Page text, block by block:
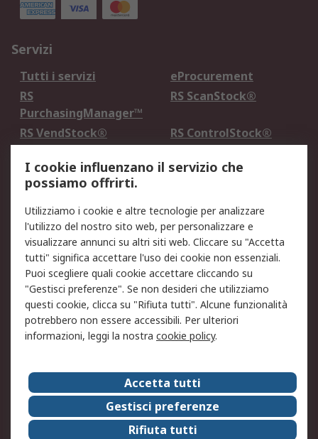
Servizi
Tutti i servizi
eProcurement
RS
PurchasingManager™
RS ScanStock®
RS VendStock®
RS ControlStock®
Legale
Informativa Cookie
Informativa Privacy -
Aggiornata
Email Security
Termini d'uso
Condizioni di vendita
Condizioni generali di
servizio
Etica e responsabilità
Chi Siamo
Chi Siamo
Contattaci
Supporto
ESG
Carriere
RS Group
Press Centre
Discovery: il Blog di RS
I cookie influenzano il servizio che
possiamo offrirti.
Utilizziamo i cookie e altre tecnologie per analizzare
l'utilizzo del nostro sito web, per personalizzare e
visualizzare annunci su altri siti web. Cliccare su "Accetta
tutti" significa accettare l'uso dei cookie non essenziali.
Puoi scegliere quali cookie accettare cliccando su
"Gestisci preferenze". Se non desideri che utilizziamo
questi cookie, clicca su "Rifiuta tutti". Alcune funzionalità
potrebbero non essere accessibili. Per ulteriori
informazioni, leggi la nostra cookie policy.
Accetta tutti
Gestisci preferenze
Rifiuta tutti